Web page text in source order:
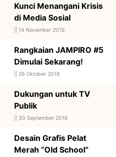
Kunci Menangani Krisis
di Media Sosial
14 November 2019
Rangkaian JAMPIRO #5
Dimulai Sekarang!
29 Oktober 2019
Dukungan untuk TV
Publik
30 September 2019
Desain Grafis Pelat
Merah “Old School”